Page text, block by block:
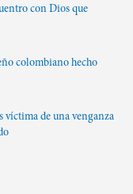
con Dios que
colombiano hecho
víctima de una venganza